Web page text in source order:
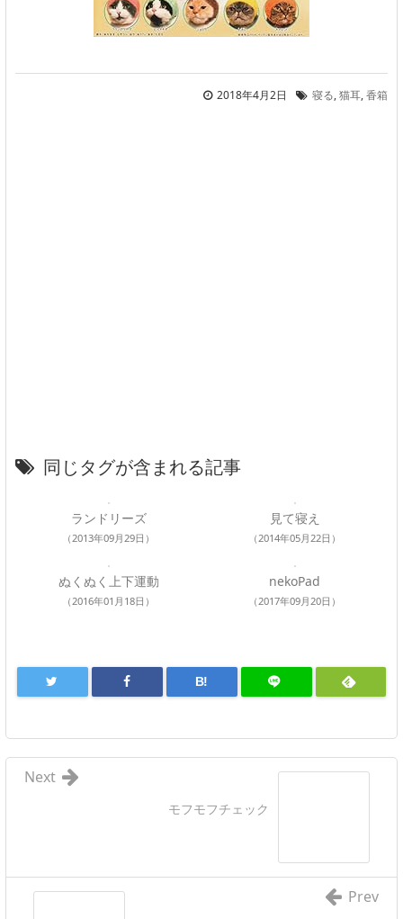
2018年4月2日 寝る,猫耳,香箱
同じタグが含まれる記事
ランドリーズ
（2013年09月29日）
見て寝え
（2014年05月22日）
ぬくぬく上下運動
（2016年01月18日）
nekoPad
（2017年09月20日）
B!
モフモフチェック
Next
Prev